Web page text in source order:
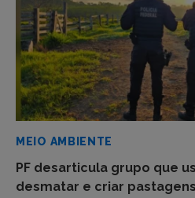
MEIO AMBIENTE
PF desarticula grupo que
desmatar e criar